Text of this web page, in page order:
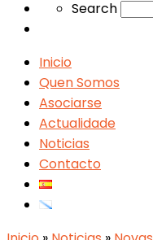
SearchSearch
Inicio
Quen Somos
Asociarse
Actualidade
Noticias
Contacto